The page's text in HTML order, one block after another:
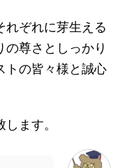
れぞれに芽生える
尊さとしっかり
トの皆々様と誠心
ます。